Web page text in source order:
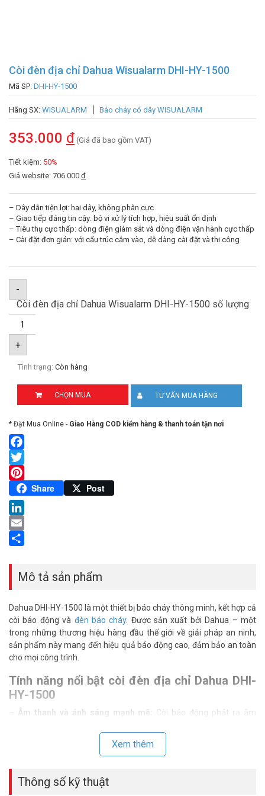
Còi đèn địa chỉ Dahua Wisualarm DHI-HY-1500
Mã SP: DHI-HY-1500
Hãng SX: WISUALARM Báo cháy có dây WISUALARM
353.000 đ (Giá đã bao gồm VAT)
Tiết kiệm: 50%
Giá website: 706.000 đ
– Dây dẫn tiện lợi: hai dây, không phân cực
– Giao tiếp đáng tin cậy: bộ vi xử lý tích hợp, hiệu suất ổn định
– Tiêu thụ cực thấp: dòng điện giám sát và dòng điện vận hành cực thấp
– Cài đặt đơn giản: với cấu trúc cắm vào, dễ dàng cài đặt và thi công
-
Còi đèn địa chỉ Dahua Wisualarm DHI-HY-1500 số lượng
+
Tình trạng: Còn hàng
CHỌN MUA TƯ VẤN MUA HÀNG
* Đặt Mua Online - Giao Hàng COD kiểm hàng & thanh toán tận nơi
Facebook
Twitter
Pinterest
Share Post
LinkedIn
Email
Mô tả sản phẩm
Dahua DHI-HY-1500 là một thiết bị báo cháy thông minh, kết hợp cả
còi báo động và đèn báo cháy. Được sản xuất bởi Dahua – một
trong những thương hiệu hàng đầu thế giới về giải pháp an ninh,
sản phẩm này mang đến hiệu quả báo động cao, đảm bảo an toàn
cho mọi công trình.
Tính năng nổi bật còi đèn địa chỉ Dahua DHI-
HY-1500
Âm thanh và ánh sáng mạnh mẽ:
Còi báo động phát ra âm
cả trong môi trường ồn ào.
Thiết kế nhỏ gọn, chắc chắn:Sản phẩm có thiết kế nhỏ gọn, dễ
dàng lắp đặt ở nhiều vị trí khác nhau. Vỏ ngoài được làm bằng chất
liệu bền, chịu được tác động của môi trường.
Xem thêm
Thông số kỹ thuật